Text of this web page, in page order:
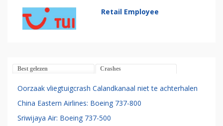
Retail Employee
Best gelezen Crashes
Oorzaak vliegtuigcrash Calandkanaal niet te achterhalen
China Eastern Airlines: Boeing 737-800
Sriwijaya Air: Boeing 737-500